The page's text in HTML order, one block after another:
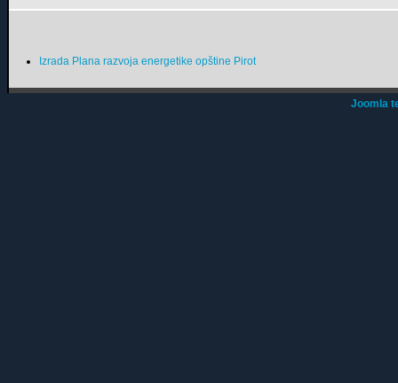
Izrada Plana razvoja energetike opštine Pirot
Joomla